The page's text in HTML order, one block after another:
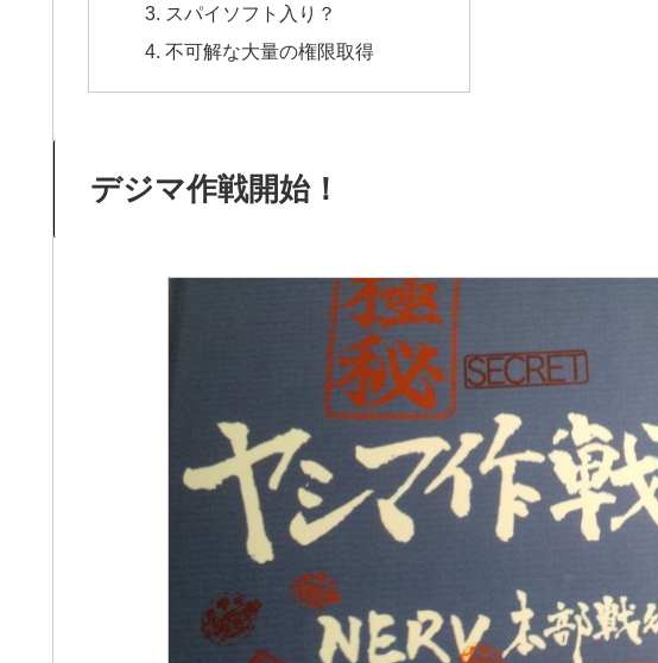
スパイソフト入り？
不可解な大量の権限取得
デジマ作戦開始！